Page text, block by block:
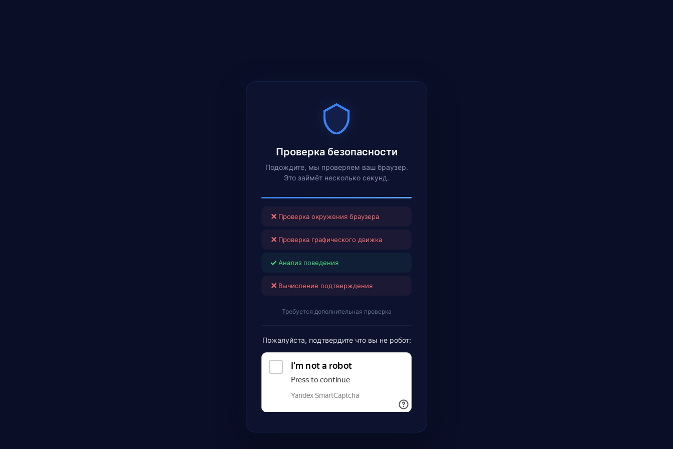
Проверка безопасности
Подождите, мы проверяем ваш браузер.
Это займёт несколько секунд.
✕ Проверка окружения браузера
✕ Проверка графического движка
✓ Анализ поведения
✕ Вычисление подтверждения
Требуется дополнительная проверка
Пожалуйста, подтвердите что вы не робот: